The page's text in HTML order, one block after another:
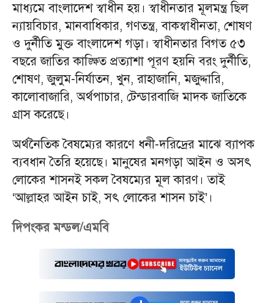
মাধ্যমে বাংলাদেশ স্বাধীন হয়। স্বাধীনতার মূলমন্ত্র ছিল
ন্যায়বিচার, মানবাধিকার, গণতন্ত্র, বাকস্বাধীনতা, শোষণ
ও দুর্নীতি মুক্ত বাংলাদেশ গড়া। স্বাধীনতার বিগত ৫৩
বছরে জাতির কাঙ্ক্ষিত প্রত্যাশা পূরণ হয়নি বরং দুর্নীতি,
শোষণ, জুলুম-নির্যাতন, খুন, রাহাজানি, মজুদ্দারি,
কালোবাজারি, অর্থপাচার, টেন্ডারবাজি মাদক জাতিকে
গ্রাস করেছে।
অর্থনৈতিক বৈষম্যের কারণে ধনী-দরিদ্রের মাঝে ব্যাপক
ব্যবধান তৈরি হয়েছে। মানুষের মনগড়া আইন ও অসৎ
লোকের শাসনই সকল বৈষম্যের মূল কারণ। তাই
‘আল্লাহর আইন চাই, সৎ লোকের শাসন চাই’।
দিপংকর মন্ডল/এমবি